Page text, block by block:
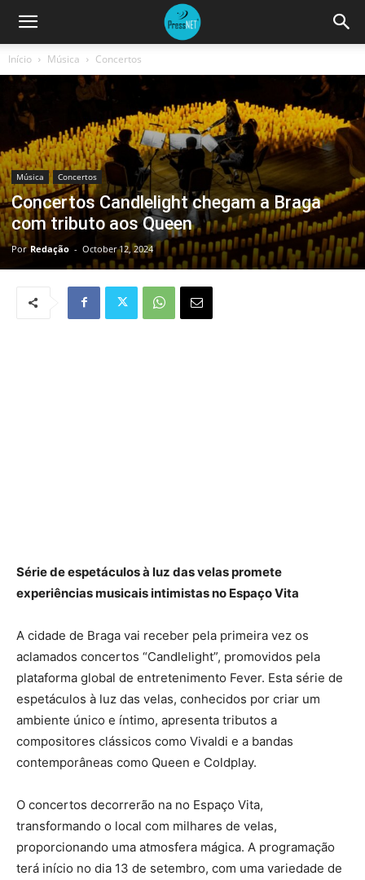
Início Música Concertos
Música Concertos
Concertos Candlelight chegam a Braga
com tributo aos Queen
Por Redação - October 12, 2024
Série de espetáculos à luz das velas promete
experiências musicais intimistas no Espaço Vita
A cidade de Braga vai receber pela primeira vez os
aclamados concertos “Candlelight”, promovidos pela
plataforma global de entretenimento Fever. Esta série de
espetáculos à luz das velas, conhecidos por criar um
ambiente único e íntimo, apresenta tributos a
compositores clássicos como Vivaldi e a bandas
contemporâneas como Queen e Coldplay.
O concertos decorrerão na no Espaço Vita,
transformando o local com milhares de velas,
proporcionando uma atmosfera mágica. A programação
terá início no dia 13 de setembro, com uma variedade de